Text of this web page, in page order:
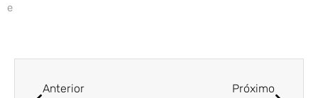
e
Anterior Próximo